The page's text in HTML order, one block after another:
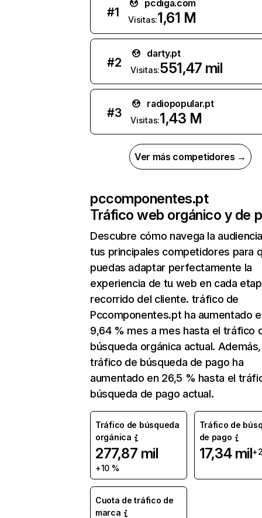
#1
pcdiga.com
Visitas:1,61 M
#2
darty.pt
Visitas:551,47 mil
#3
radiopopular.pt
Visitas:1,43 M
Ver más competidores →
pccomponentes.pt
Tráfico web orgánico y de
Descubre cómo navega la
tus principales competidores para
puedas adaptar perfectamente la
experiencia de tu web en cada
recorrido del cliente. tráfico de
Pccomponentes.pt ha aumentado
9,64 % mes a mes hasta el tráfico
búsqueda orgánica actual.
tráfico de búsqueda de pago ha
aumentado en 26,5 % hasta el
búsqueda de pago actual.
Tráfico de búsqueda
orgánica
277,87 mil
+10 %
Tráfico de
de pago
17,34 mil
Cuota de tráfico de
marca